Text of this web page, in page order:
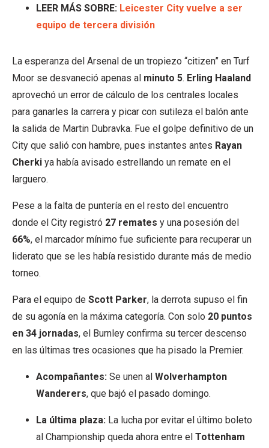
LEER MÁS SOBRE: Leicester City vuelve a ser
equipo de tercera división
La esperanza del Arsenal de un tropiezo “citizen” en Turf
Moor se desvaneció apenas al minuto 5. Erling Haaland
aprovechó un error de cálculo de los centrales locales
para ganarles la carrera y picar con sutileza el balón ante
la salida de Martin Dubravka. Fue el golpe definitivo de un
City que salió con hambre, pues instantes antes Rayan
Cherki ya había avisado estrellando un remate en el
larguero.
Pese a la falta de puntería en el resto del encuentro
donde el City registró 27 remates y una posesión del
66%, el marcador mínimo fue suficiente para recuperar un
liderato que se les había resistido durante más de medio
torneo.
Para el equipo de Scott Parker, la derrota supuso el fin
de su agonía en la máxima categoría. Con solo 20 puntos
en 34 jornadas, el Burnley confirma su tercer descenso
en las últimas tres ocasiones que ha pisado la Premier.
Acompañantes: Se unen al Wolverhampton
Wanderers, que bajó el pasado domingo.
La última plaza: La lucha por evitar el último boleto
al Championship queda ahora entre el Tottenham